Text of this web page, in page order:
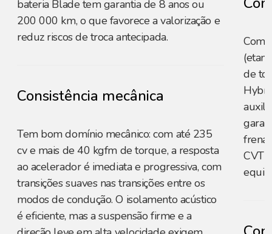
bateria Blade tem garantia de 8 anos ou
200 000 km, o que favorece a valorização e
reduz riscos de troca antecipada.
Consistência mecânica
Tem bom domínio mecânico: com até 235
cv e mais de 40 kgfm de torque, a resposta
ao acelerador é imediata e progressiva, com
transições suaves nas transições entre os
modos de condução. O isolamento acústico
é eficiente, mas a suspensão firme e a
de
CVT